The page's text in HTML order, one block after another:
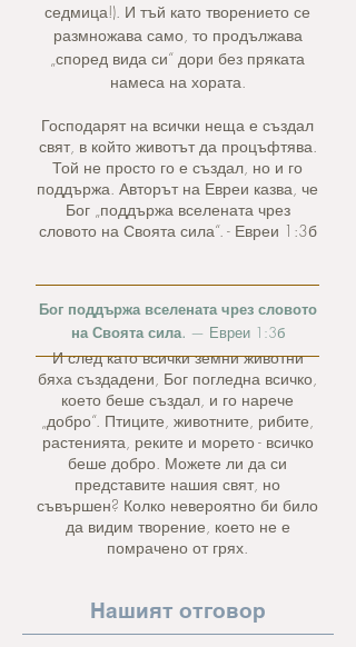
седмица!). И тъй като творението се
размножава само, то продължава
„според вида си“ дори без пряката
намеса на хората.
Господарят на всички неща е създал
свят, в който животът да процъфтява.
Той не просто го е създал, но и го
поддържа. Авторът на Евреи казва, че
Бог „поддържа вселената чрез
словото на Своята сила“. - Евреи 1:3б
И след като всички земни животни
бяха създадени, Бог погледна всичко,
което беше създал, и го нарече
„добро“. Птиците, животните, рибите,
растенията, реките и морето - всичко
беше добро. Можете ли да си
представите нашия свят, но
съвършен? Колко невероятно би било
да видим творение, което не е
помрачено от грях.
Бог поддържа вселената чрез словото
на Своята сила. — Евреи 1:3б
Нашият отговор